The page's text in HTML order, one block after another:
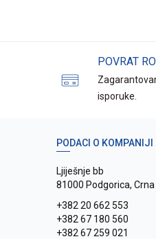
POVRAT
isporuke.
PODACI O KOMPANIJI
Ljiješnje bb
81000 Podgorica, Crna
+382 20 662 553
+382 67 180 560
+382 67 259 021